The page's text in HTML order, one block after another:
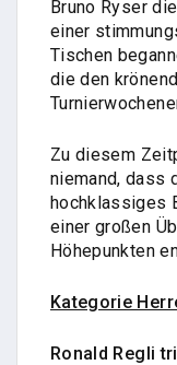
Bruno Ryser
einer
Tischen
die den
Zu diesem
niemand, dass
hochklassiges
einer großen
Höhepunkten
Kategorie
Ronald Regli